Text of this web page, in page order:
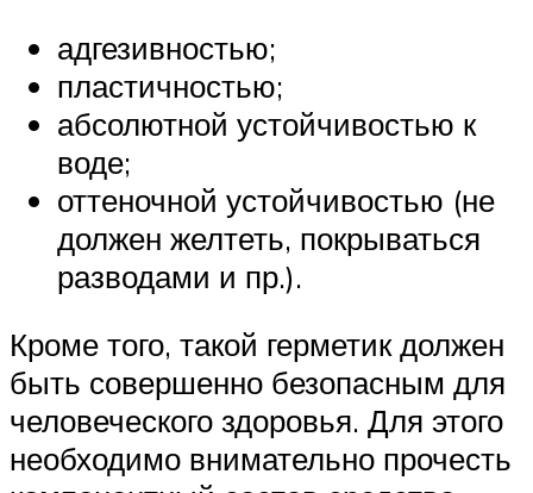
адгезивностью;
пластичностью;
абсолютной устойчивостью к
воде;
оттеночной устойчивостью (не
должен желтеть, покрываться
разводами и пр.).
Кроме того, такой герметик должен
быть совершенно безопасным для
человеческого здоровья. Для этого
необходимо внимательно прочесть